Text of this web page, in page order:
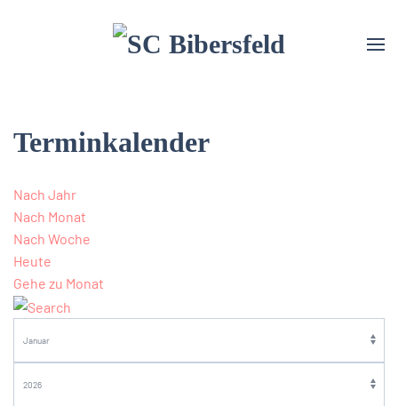
Terminkalender
Nach Jahr
Nach Monat
Nach Woche
Heute
Gehe zu Monat